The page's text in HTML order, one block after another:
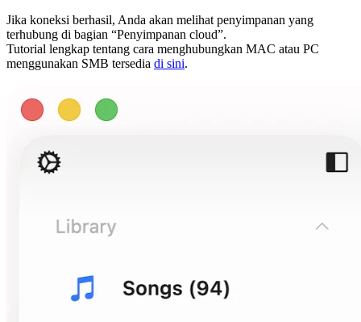
Jika koneksi berhasil, Anda akan melihat penyimpanan yang
terhubung di bagian “Penyimpanan cloud”.
Tutorial lengkap tentang cara menghubungkan MAC atau PC
menggunakan SMB tersedia di sini.